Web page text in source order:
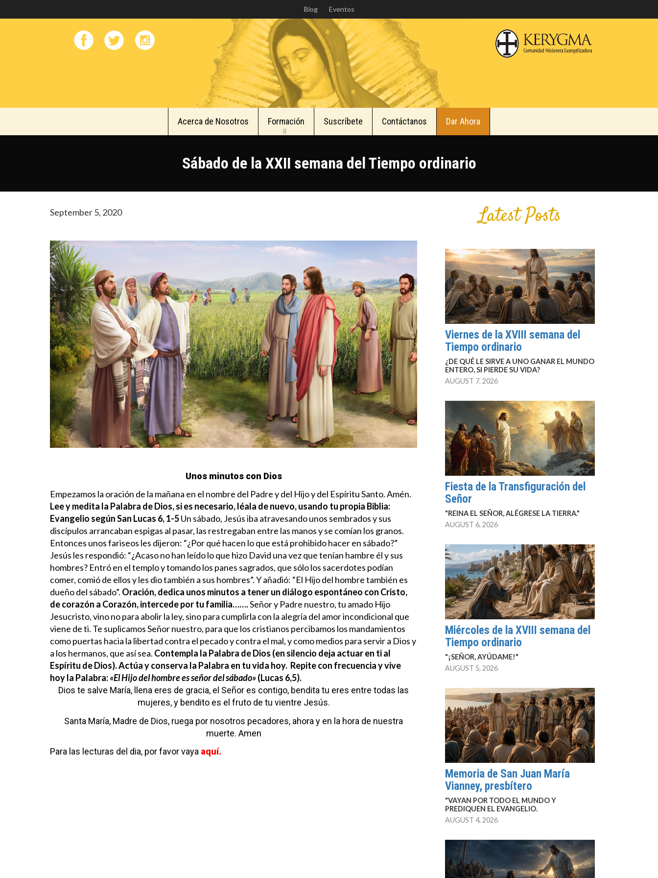
Skip
to
main
content
Blog Eventos
Acerca de Nosotros Formación Suscríbete Contáctanos Dar Ahora
Sábado de la XXII semana del Tiempo ordinario
September 5, 2020
Unos minutos con Dios
Empezamos la oración de la mañana en el nombre del Padre y del Hijo y del Espíritu Santo. Amén.
Lee y medita la Palabra de Dios, si es necesario, léala de nuevo, usando tu propia Biblia:
Evangelio según San Lucas 6, 1-5Un sábado, Jesús iba atravesando unos sembrados y sus
discípulos arrancaban espigas al pasar, las restregaban entre las manos y se comían los granos.
Entonces unos fariseos les dijeron: “¿Por qué hacen lo que está prohibido hacer en sábado?”
Jesús les respondió: “¿Acaso no han leído lo que hizo David una vez que tenían hambre él y sus
hombres? Entró en el templo y tomando los panes sagrados, que sólo los sacerdotes podían
comer, comió de ellos y les dio también a sus hombres”.Y añadió: “El Hijo del hombre también es
dueño del sábado”. Oración, dedica unos minutos a tener un diálogo espontáneo con Cristo,
de corazón a Corazón, intercede por tu familia…….Señor y Padre nuestro, tu amado Hijo
Jesucristo, vino no para abolir la ley, sino para cumplirla con la alegría del amor incondicional que
viene de ti. Te suplicamos Señor nuestro, para que los cristianos percibamos los mandamientos
como puertas hacia la libertad contra el pecado y contra el mal, y como medios para servir a Dios y
a los hermanos, que así sea. Contempla la Palabra de Dios (en silencio deja actuar en ti al
Espíritu de Dios). Actúa y conserva la Palabra en tu vida hoy. Repite con frecuencia y vive
hoy la Palabra:«El Hijo del hombre es señor del sábado»(Lucas 6,5).
Dios te salve María, llena eres de gracia, el Señor es contigo, bendita tu eres entre todas las
mujeres, y bendito es el fruto de tu vientre Jesús.
Santa María, Madre de Dios, ruega por nosotros pecadores, ahora y en la hora de nuestra
muerte. Amen
Para las lecturas del dia, por favor vaya aquí.
Latest Posts
Viernes de la XVIII semana del
Tiempo ordinario
¿DE QUÉ LE SIRVE A UNO GANAR EL MUNDO
ENTERO, SI PIERDE SU VIDA?
AUGUST 7, 2026
Fiesta de la Transfiguración del
Señor
"REINA EL SEÑOR, ALÉGRESE LA TIERRA."
AUGUST 6, 2026
Miércoles de la XVIII semana del
Tiempo ordinario
"¡SEÑOR, AYÚDAME!"
AUGUST 5, 2026
Memoria de San Juan María
Vianney, presbítero
"VAYAN POR TODO EL MUNDO Y
PREDIQUEN EL EVANGELIO.
AUGUST 4, 2026